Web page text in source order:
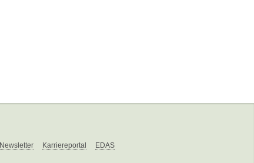
Newsletter Karriereportal EDAS